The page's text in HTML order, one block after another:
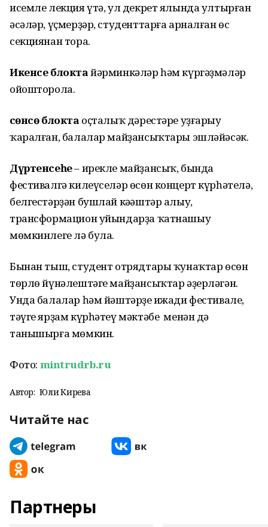
исемле лекция үтә, ул декрет ялында ултырған
әсәләр, үҫмерҙәр, студенттарға арналған өс
секциянан тора.
Икенсе блоктайәрминкәләр һәм күргәҙмәләр
ойошторола.
Өсөнсө блокта оҫталыҡ дәрестәре уҙғарыу
ҡаралған, балалар майҙансыҡтары эшләйәсәк.
Дүртенсеһе– ирекле майҙансыҡ, бында
фестивалгә килеүселәр өсөн концерт күрһәтелә,
белгестәрҙән бушлай кәңәштәр алыу,
трансформацион уйындарҙа ҡатнашыу
мөмкинлеге лә була.
Бынан тыш, студент отрядтары ҡунаҡтар өсөн
төрлө йүнәлештәге майҙансыҡтар әҙерләгән.
Унда балалар һәм йәштәрҙең ижади фестивале,
тәүге ярҙам күрһәтеү мәктәбе менән дә
танышырға мөмкин.
Фото: mintrudrb.ru
Автор: Юлиә Кирәева
Читайте нас
Партнеры